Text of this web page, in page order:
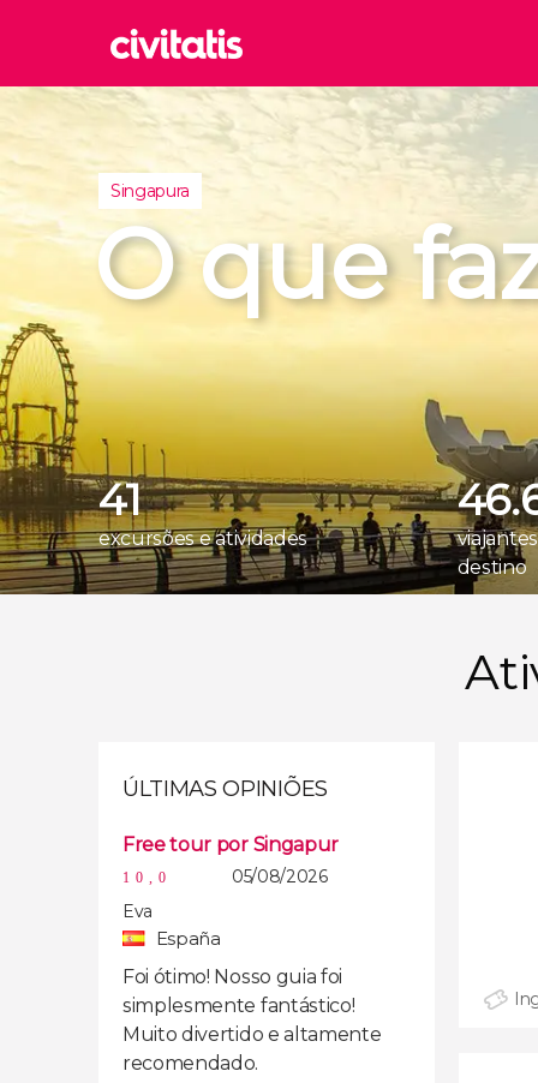
Roma
Reino
Singapura
O que
41
excursões e atividades
destino
ÚLTIMAS OPINIÕES
Free tour por Singapur
10,0
05/08/2026
Eva
España
Foi ótimo! Nosso guia foi
simplesmente fantástico!
Muito divertido e altamente
recomendado.